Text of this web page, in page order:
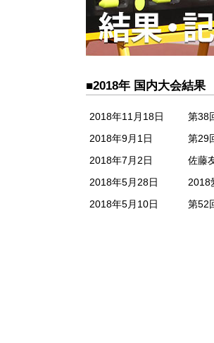
■2018年 国内大会結果
2018年11月18日 第38
2018年9月1日 第29
2018年7月2日 佐藤
2018年5月28日 2018
2018年5月10日 第52